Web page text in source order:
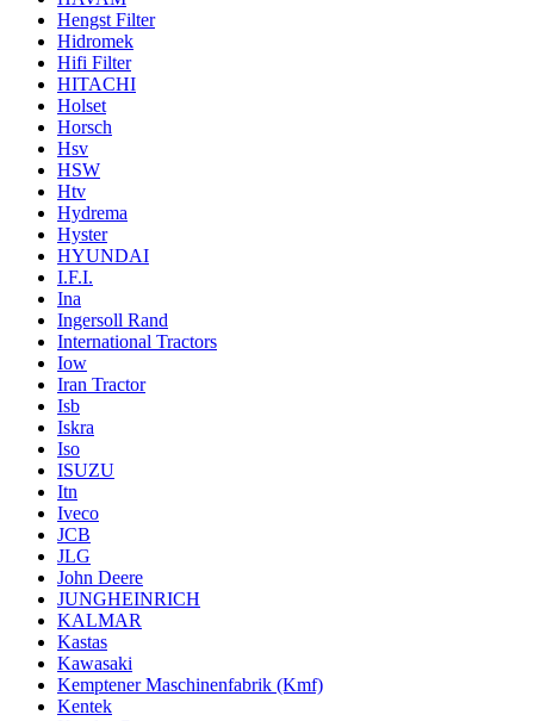
Hengst Filter
Hidromek
Hifi Filter
HITACHI
Holset
Horsch
Hsv
HSW
Htv
Hydrema
Hyster
HYUNDAI
I.F.I.
Ina
Ingersoll Rand
International Tractors
Iow
Iran Tractor
Isb
Iskra
Iso
ISUZU
Itn
Iveco
JCB
JLG
John Deere
JUNGHEINRICH
KALMAR
Kastas
Kawasaki
Kemptener Maschinenfabrik (Kmf)
Kentek